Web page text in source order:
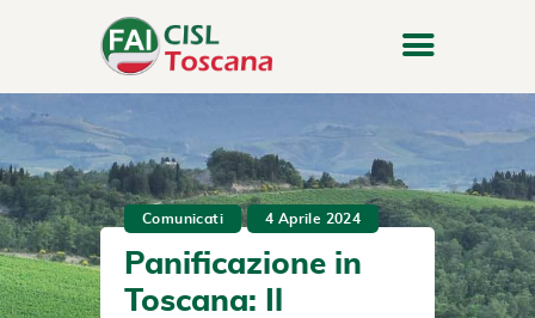
Comunicati 4 Aprile 2024
Panificazione in
Toscana: Il